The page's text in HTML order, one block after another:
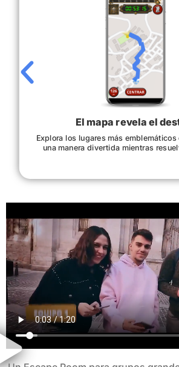
El mapa revela el
Explora los lugares más
una manera divertida mientras